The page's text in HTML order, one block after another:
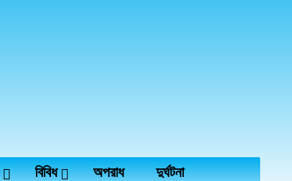
বিবিধ অপরাধ
দুর্ঘটনা